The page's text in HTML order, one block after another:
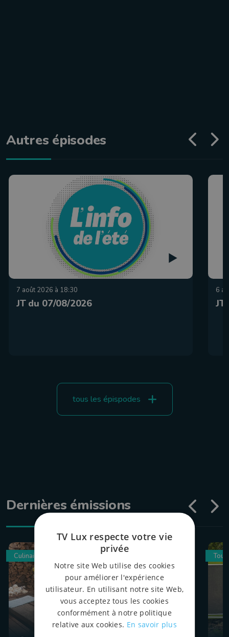
Autres épisodes
7 août 2026 à 18:30
JT du 07/08/2026
6
JT
tous les épispodes
Dernières émissions
Culinaire
TV Lux respecte votre vie
privée
Notre site Web utilise des cookies
pour améliorer l'expérience
utilisateur. En utilisant notre site Web,
vous acceptez tous les cookies
conformément à notre politique
relative aux cookies. En savoir plus